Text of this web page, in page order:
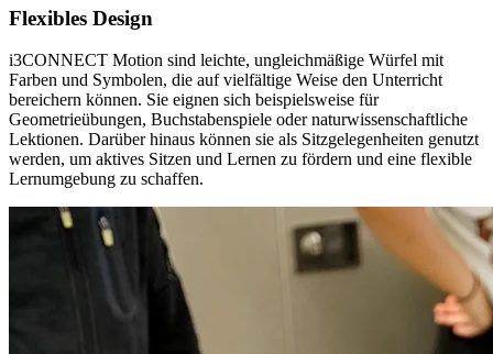
Flexibles Design
i3CONNECT Motion sind leichte, ungleichmäßige Würfel mit
Farben und Symbolen, die auf vielfältige Weise den Unterricht
bereichern können. Sie eignen sich beispielsweise für
Geometrieübungen, Buchstabenspiele oder naturwissenschaftliche
Lektionen. Darüber hinaus können sie als Sitzgelegenheiten genutzt
werden, um aktives Sitzen und Lernen zu fördern und eine flexible
Lernumgebung zu schaffen.